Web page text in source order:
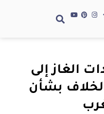
الغاز إلى
بشأن